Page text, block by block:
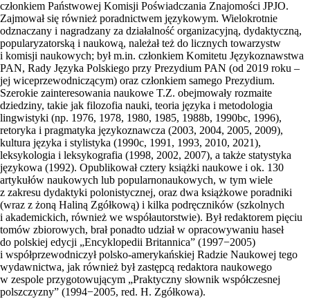
członkiem Państwowej Komisji Poświadczania Znajomości JPJO.
Zajmował się również poradnictwem językowym. Wielokrotnie
odznaczany i nagradzany za działalność organizacyjną, dydaktyczną,
popularyzatorską i naukową, należał też do licznych towarzystw
i komisji naukowych; był m.in. członkiem Komitetu Językoznawstwa
PAN, Rady Języka Polskiego przy Prezydium PAN (od 2019 roku –
jej wiceprzewodniczącym) oraz członkiem samego Prezydium.
Szerokie zainteresowania naukowe T.Z. obejmowały rozmaite
dziedziny, takie jak filozofia nauki, teoria języka i metodologia
lingwistyki (np. 1976, 1978, 1980, 1985, 1988b, 1990bc, 1996),
retoryka i pragmatyka językoznawcza (2003, 2004, 2005, 2009),
kultura języka i stylistyka (1990c, 1991, 1993, 2010, 2021),
leksykologia i leksykografia (1998, 2002, 2007), a także statystyka
językowa (1992). Opublikował cztery książki naukowe i ok. 130
artykułów naukowych lub popularnonaukowych, w tym wiele
z zakresu dydaktyki polonistycznej, oraz dwa książkowe poradniki
(wraz z żoną Haliną Zgółkową) i kilka podręczników (szkolnych
i akademickich, również we współautorstwie). Był redaktorem pięciu
tomów zbiorowych, brał ponadto udział w opracowywaniu haseł
do polskiej edycji „Encyklopedii Britannica” (1997−2005)
i współprzewodniczył polsko-amerykańskiej Radzie Naukowej tego
wydawnictwa, jak również był zastępcą redaktora naukowego
w zespole przygotowującym „Praktyczny słownik współczesnej
polszczyzny” (1994−2005, red. H. Zgółkowa).